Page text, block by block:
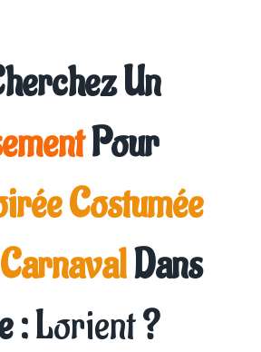
Un
Pour
Costumée
Dans
:Lorient?